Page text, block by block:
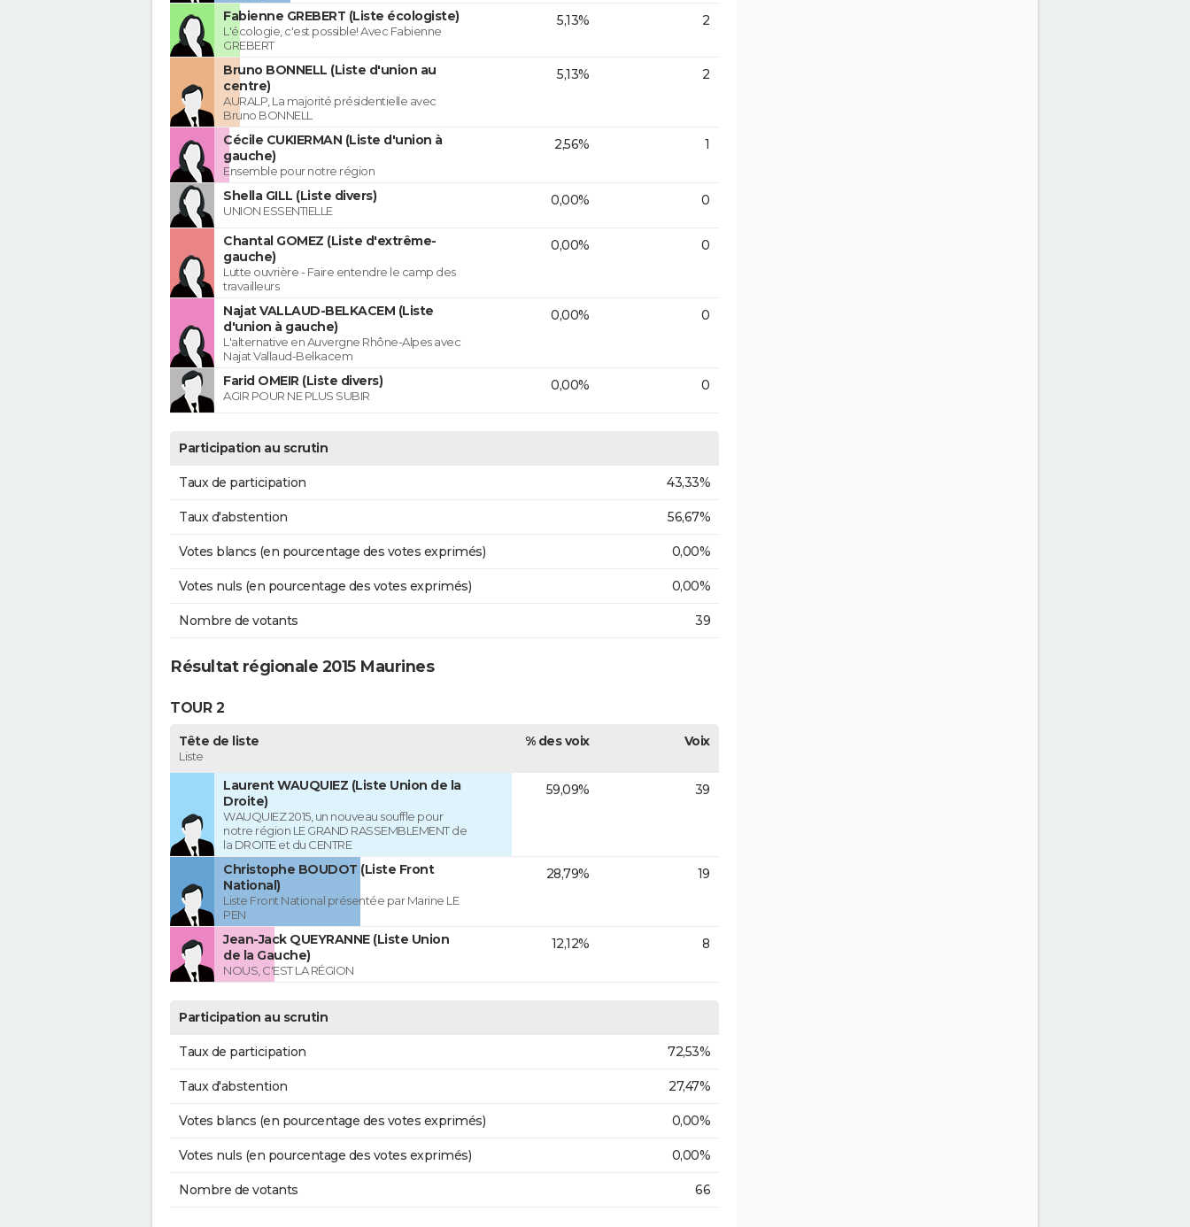
Fabienne GREBERT (Liste écologiste)
L'écologie, c'est possible! Avec Fabienne
GREBERT
5,13% 2
Bruno BONNELL (Liste d'union au
centre)
AURALP, La majorité présidentielle avec
Bruno BONNELL
5,13% 2
Cécile CUKIERMAN (Liste d'union à
gauche)
Ensemble pour notre région
2,56% 1
Shella GILL (Liste divers)
UNION ESSENTIELLE
0,00% 0
Chantal GOMEZ (Liste d'extrême-
gauche)
Lutte ouvrière - Faire entendre le camp des
travailleurs
0,00% 0
Najat VALLAUD-BELKACEM (Liste
d'union à gauche)
L'alternative en Auvergne Rhône-Alpes avec
Najat Vallaud-Belkacem
0,00% 0
Farid OMEIR (Liste divers)
AGIR POUR NE PLUS SUBIR
0,00% 0
Participation au scrutin
Taux de participation 43,33%
Taux d'abstention 56,67%
Votes blancs (en pourcentage des votes exprimés) 0,00%
Votes nuls (en pourcentage des votes exprimés) 0,00%
Nombre de votants 39
Résultat régionale 2015 Maurines
TOUR 2
Tête de liste
Liste
% des voix Voix
Laurent WAUQUIEZ (Liste Union de la
Droite)
WAUQUIEZ 2015, un nouveau souffle pour
notre région LE GRAND RASSEMBLEMENT de
la DROITE et du CENTRE
59,09% 39
Christophe BOUDOT (Liste Front
National)
Liste Front National présentée par Marine LE
PEN
28,79% 19
Jean-Jack QUEYRANNE (Liste Union
de la Gauche)
NOUS, C'EST LA RÉGION
12,12% 8
Participation au scrutin
Taux de participation 72,53%
Taux d'abstention 27,47%
Votes blancs (en pourcentage des votes exprimés) 0,00%
Votes nuls (en pourcentage des votes exprimés) 0,00%
Nombre de votants 66